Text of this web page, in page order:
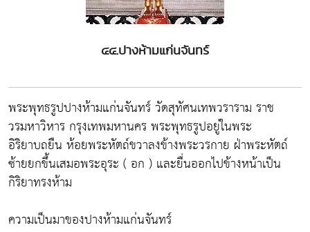
๔๔.ปางห้ามแก่นจันทร์
พระพุทธรูปปางห้ามแก่นจันทร์ วัดสุทัศนเทพวราราม ราช
วรมหาวิหาร กรุงเทพมหานคร พระพุทธรูปอยู่ในพระ
อิริยาบถยืน ห้อยพระหัตถ์ขวาลงข้างพระวรกาย ฝ่าพระหัตถ์
ซ้ายยกขึ้นเสมอพระอุระ ( อก ) และยื่นออกไปข้างหน้าเป็น
กิริยาทรงห้าม
ความเป็นมาของปางห้ามแก่นจันทร์